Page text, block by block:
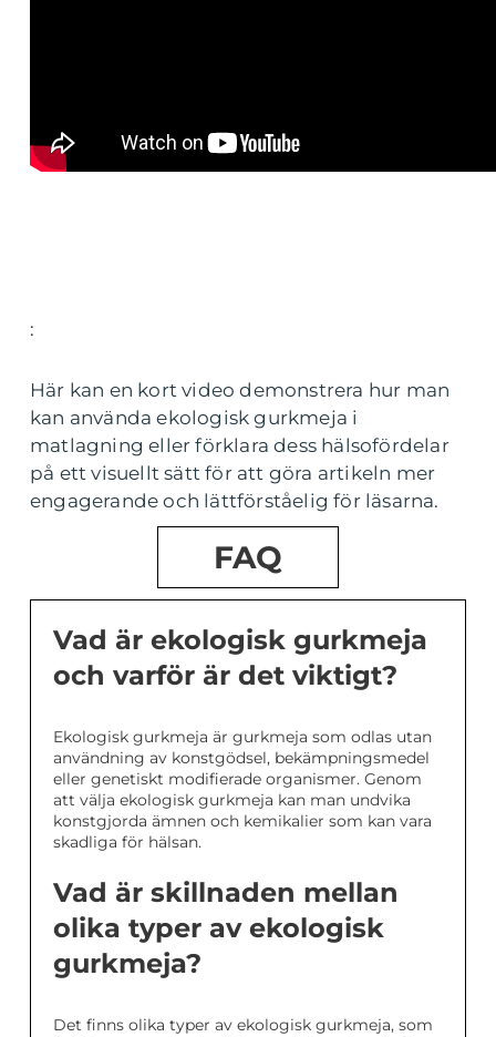
:
Här kan en kort video demonstrera hur man
kan använda ekologisk gurkmeja i
matlagning eller förklara dess hälsofördelar
på ett visuellt sätt för att göra artikeln mer
engagerande och lättförståelig för läsarna.
FAQ
Vad är ekologisk gurkmeja
och varför är det viktigt?
Ekologisk gurkmeja är gurkmeja som odlas utan
användning av konstgödsel, bekämpningsmedel
eller genetiskt modifierade organismer. Genom
att välja ekologisk gurkmeja kan man undvika
konstgjorda ämnen och kemikalier som kan vara
skadliga för hälsan.
Vad är skillnaden mellan
olika typer av ekologisk
gurkmeja?
Det finns olika typer av ekologisk gurkmeja, som